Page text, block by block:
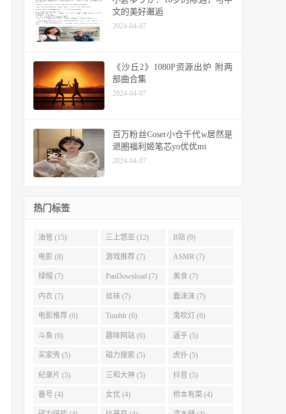
文的美好邂逅
2024-04-07
《沙丘2》1080P资源出炉 附两
部曲合集
2024-04-07
百万粉丝Coser小仓千代w居然是
退圈福利姬笔芯yo优优mi
2024-04-07
热门标签
油管 (15) 三上悠亚 (12) B站 (9)
电影 (8) 游戏推荐 (7) ASMR (7)
绿帽 (7) PanDownload (7) 美食 (7)
内衣 (7) 丝袜 (7) 蠢沫沫 (7)
电影推荐 (6) Tumblr (6) 鬼吹灯 (6)
斗鱼 (6) 趣味网站 (6) 逼乎 (5)
买家秀 (5) 磁力搜索 (5) 虎扑 (5)
纪录片 (5) 三和大神 (5) 抖音 (5)
番号 (4) 女优 (4) 桥本有菜 (4)